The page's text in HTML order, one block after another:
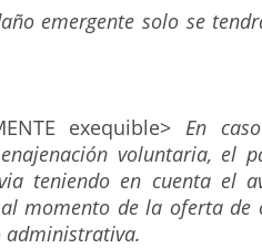
emergente solo se
exequible> En
voluntaria, el
teniendo en cuenta el
momento de la oferta de
administrativa.